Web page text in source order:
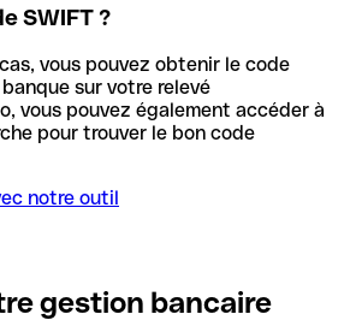
SWIFT ?
vous pouvez obtenir le code
sur votre relevé
vous pouvez également accéder à
pour trouver le bon code
notre outil
gestion bancaire